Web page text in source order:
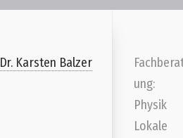
Dr. Karsten Balzer
ung:
Physik
Lokale